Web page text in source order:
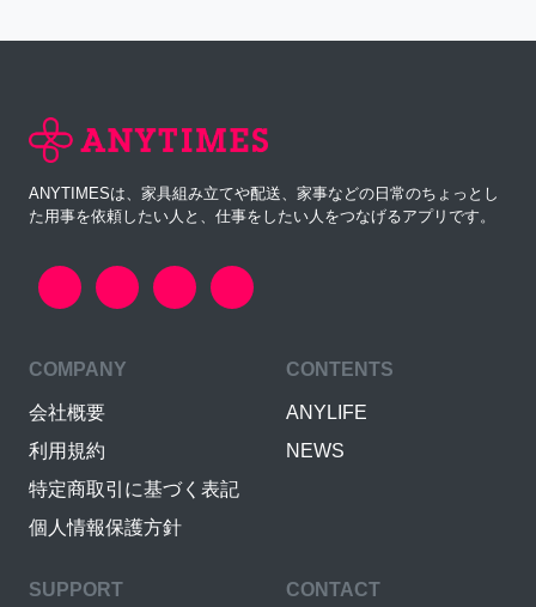
ANYTIMESは、家具組み立てや配送、家事などの日常のちょっとし
た用事を依頼したい人と、仕事をしたい人をつなげるアプリです。
COMPANY
会社概要
利用規約
特定商取引に基づく表記
個人情報保護方針
CONTENTS
ANYLIFE
NEWS
SUPPORT CONTACT